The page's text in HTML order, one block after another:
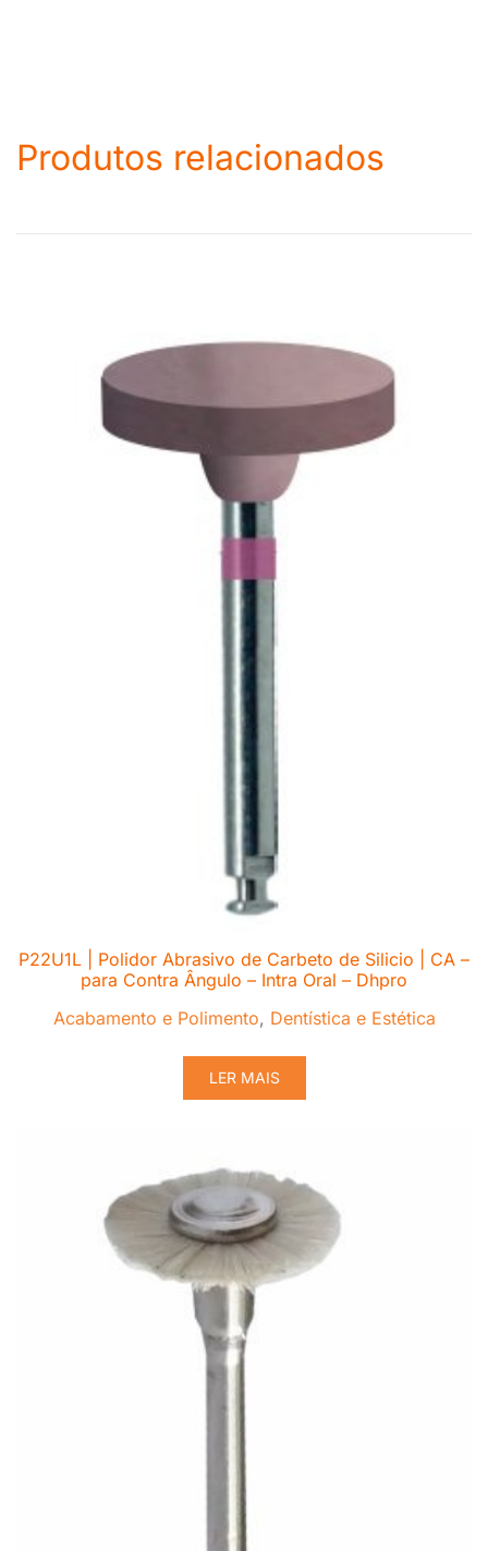
Produtos relacionados
P22U1L | Polidor Abrasivo de Carbeto de Silicio | CA –
para Contra Ângulo – Intra Oral – Dhpro
Acabamento e Polimento, Dentística e Estética
LER MAIS